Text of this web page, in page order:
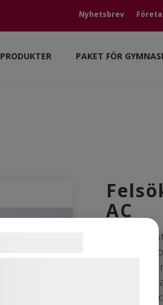
Nyhetsbrev
PRODUKTER PAKET FÖR
AC
kunskaper
är
metodiskt
olika fel